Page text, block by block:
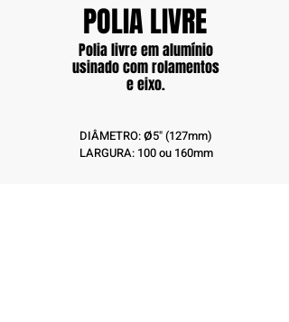
Polia livre em alumínio
usinadocom rolamentos
e eixo.
DIÂMETRO:ø5" (127mm)
LARGURA: 100 ou 160mm
POLIA LIVRE